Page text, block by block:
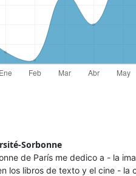
Sorbonne
de París me dedico a - la
los libros de texto y el cine - la